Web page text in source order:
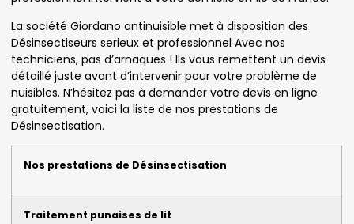
La société Giordano antinuisible met à disposition des
Désinsectiseurs serieux et professionnel Avec nos
techniciens, pas d’arnaques ! Ils vous remettent un devis
détaillé juste avant d’intervenir pour votre problème de
nuisibles. N’hésitez pas à demander votre devis en ligne
gratuitement, voici la liste de nos prestations de
Désinsectisation.
Nos prestations de Désinsectisation
Traitement punaises de lit